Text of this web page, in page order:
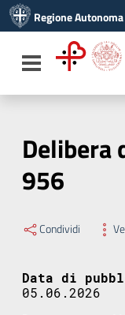
Vai al menu di
Vai al footer
Regione
Toggle navigation
Delibera
956
Condividi
Data di
05.06.2026